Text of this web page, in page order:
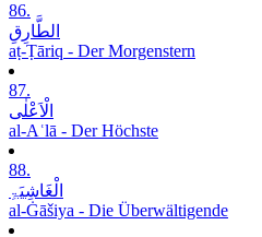
86.
الطَّارِقِ
aṭ-Ṭāriq - Der Morgenstern
87.
الْاَعْلٰی
al-Aʿlā - Der Höchste
88.
الْغَاشِیَۃِ
al-Ġāšiya - Die Überwältigende